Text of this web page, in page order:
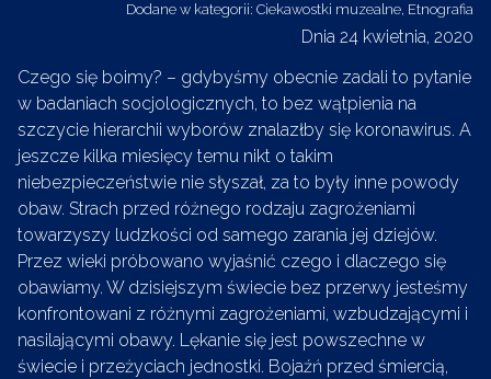
Dodane w kategorii: Ciekawostki muzealne, Etnografia
Dnia 24 kwietnia, 2020
Czego się boimy? – gdybyśmy obecnie zadali to pytanie
w badaniach socjologicznych, to bez wątpienia na
szczycie hierarchii wyborów znalazłby się koronawirus. A
jeszcze kilka miesięcy temu nikt o takim
niebezpieczeństwie nie słyszał, za to były inne powody
obaw. Strach przed różnego rodzaju zagrożeniami
towarzyszy ludzkości od samego zarania jej dziejów.
Przez wieki próbowano wyjaśnić czego i dlaczego się
obawiamy. W dzisiejszym świecie bez przerwy jesteśmy
konfrontowani z różnymi zagrożeniami, wzbudzającymi i
nasilającymi obawy. Lękanie się jest powszechne w
świecie i przeżyciach jednostki. Bojaźń przed śmiercią,